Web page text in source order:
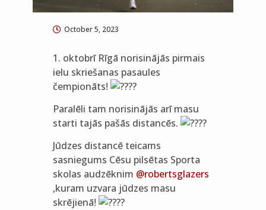
October 5, 2023
1. oktobrī Rīgā norisinājās pirmais
ielu skriešanas pasaules
čempionāts!
Paralēli tam norisinājās arī masu
starti tajās pašās distancēs.
Jūdzes distancē teicams
sasniegums Cēsu pilsētas Sporta
skolas audzēknim @robertsglazers
,kuram uzvara jūdzes masu
skrējienā!